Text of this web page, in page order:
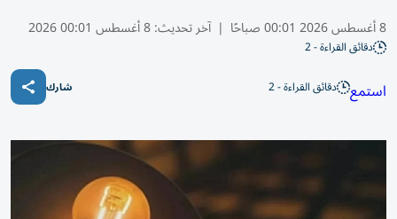
8 أغسطس 2026 00:01 صباحًا | آخر تحديث:8 أغسطس 00:01 2026
دقائق القراءة - 2
استمع دقائق القراءة - 2 شارك